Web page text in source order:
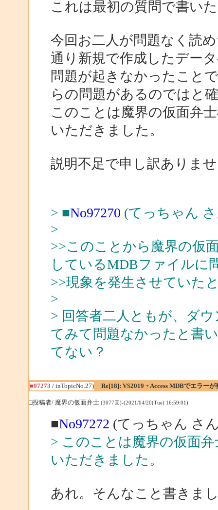
これは最初の質問で書い
今回お二人が問題なく読
通り新規で作成したデー
問題が起きなかったこと
らの問題があるのではと
このことは魔界の仮面弁
いただきました。
説明不足で申し訳ありま
> ■No97270 (てっちゃん
>
>>このことから魔界の仮
しているMDBファイルに
>>現象を発生させていた
>
> 回答者二人ともが、ダ
てみて問題なかったと書
てない？
■97273 / inTopicNo.27) Re[18]: VS2019 + Access MDBでエラーが
□投稿者/ 魔界の仮面弁士 (3077回)-(2021/04/20(Tue) 16:59:01)
■No97272 (てっちゃん さ
> このことは魔界の仮面
いただきました。
あれ。そんなこと書きま